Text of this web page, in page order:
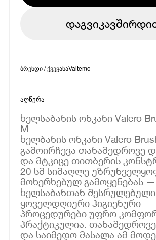
ბრენდი / ქვეყანაValtemo
აღწერა
ხელსაბანის ონკანი Valero
M
ხელბანის ონკანი Valero
გამოირჩევა თანამედროვე
და მტკიცე თითბერის
20 სმ სიმაღლე
მოხერხებულ გამოყენებას —
ხელსაბანთან შესრულებული
ყოველდღიური ჰიგიენური
პროცედურები უფრო
პრაქტიკულია.
და საიმედო მასალა ამ